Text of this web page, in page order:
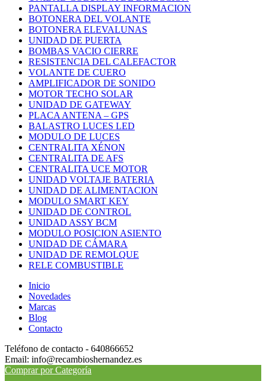
PANTALLA DISPLAY INFORMACION
BOTONERA DEL VOLANTE
BOTONERA ELEVALUNAS
UNIDAD DE PUERTA
BOMBAS VACIO CIERRE
RESISTENCIA DEL CALEFACTOR
VOLANTE DE CUERO
AMPLIFICADOR DE SONIDO
MOTOR TECHO SOLAR
UNIDAD DE GATEWAY
PLACA ANTENA – GPS
BALASTRO LUCES LED
MODULO DE LUCES
CENTRALITA XÉNON
CENTRALITA DE AFS
CENTRALITA UCE MOTOR
UNIDAD VOLTAJE BATERIA
UNIDAD DE ALIMENTACION
MODULO SMART KEY
UNIDAD DE CONTROL
UNIDAD ASSY BCM
MODULO POSICION ASIENTO
UNIDAD DE CÁMARA
UNIDAD DE REMOLQUE
RELE COMBUSTIBLE
Inicio
Novedades
Marcas
Blog
Contacto
Teléfono de contacto - 640866652
Email: info@recambioshernandez.es
Comprar por Categoría